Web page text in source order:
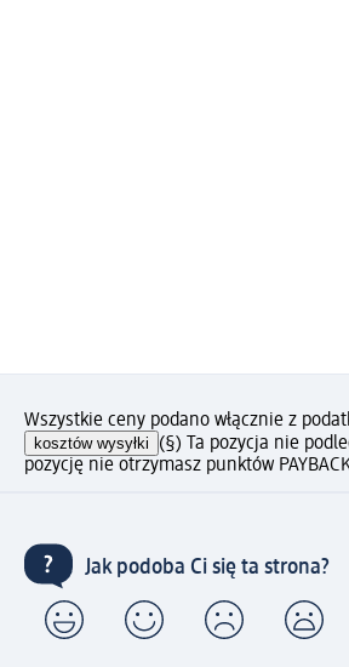
Wszystkie ceny podano włącznie z
kosztów wysyłki (§) Ta pozycja nie
pozycję nie otrzymasz punktów
Jak podoba Ci się ta strona?